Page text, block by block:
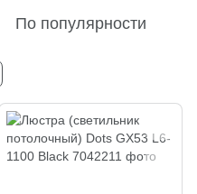
По популярности